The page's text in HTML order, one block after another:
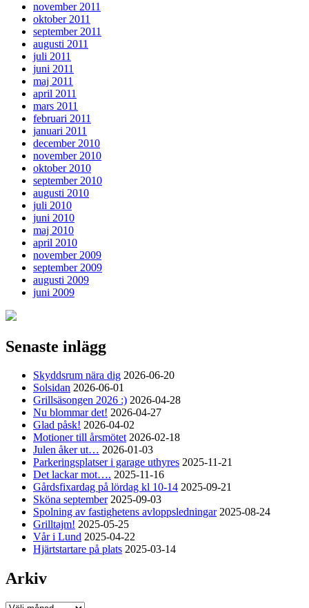
november 2011
oktober 2011
september 2011
augusti 2011
juli 2011
juni 2011
maj 2011
april 2011
mars 2011
februari 2011
januari 2011
december 2010
november 2010
oktober 2010
september 2010
augusti 2010
juli 2010
juni 2010
maj 2010
april 2010
november 2009
september 2009
augusti 2009
juni 2009
Senaste inlägg
Skyddsrum nära dig 2026-06-20
Solsidan 2026-06-01
Grillsäsongen 2026 :) 2026-04-28
Nu blommar det! 2026-04-27
Glad påsk! 2026-04-02
Motioner till årsmötet 2026-02-18
Julen åker ut… 2026-01-03
Parkeringsplatser i garage uthyres 2025-11-21
Det lackar mot…. 2025-11-16
Gårdsfixardag på lördag kl 10-14 2025-09-21
Sköna september 2025-09-03
Spolning av fastighetens avloppsledningar 2025-08-24
Grilltajm! 2025-05-25
Vår i Lund 2025-04-22
Hjärtstartare på plats 2025-03-14
Arkiv